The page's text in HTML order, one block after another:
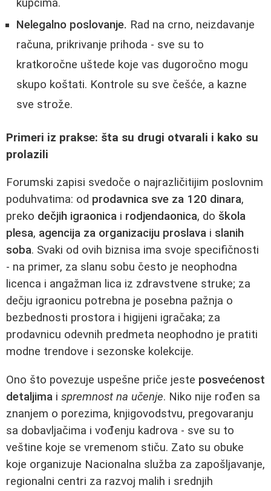
kupcima.
Nelegalno poslovanje. Rad na crno, neizdavanje
računa, prikrivanje prihoda - sve su to
kratkoročne uštede koje vas dugoročno mogu
skupo koštati. Kontrole su sve češće, a kazne
sve strože.
Primeri iz prakse: šta su drugi otvarali i kako su
prolazili
Forumski zapisi svedoče o najrazličitijim poslovnim
poduhvatima: od prodavnica sve za 120 dinara,
preko dečjih igraonica i rodjendaonica, do škola
plesa, agencija za organizaciju proslava i slanih
soba. Svaki od ovih biznisa ima svoje specifičnosti
- na primer, za slanu sobu često je neophodna
licenca i angažman lica iz zdravstvene struke; za
dečju igraonicu potrebna je posebna pažnja o
bezbednosti prostora i higijeni igračaka; za
prodavnicu odevnih predmeta neophodno je pratiti
modne trendove i sezonske kolekcije.
Ono što povezuje uspešne priče jeste posvećenost
detaljima i spremnost na učenje. Niko nije rođen sa
znanjem o porezima, knjigovodstvu, pregovaranju
sa dobavljačima i vođenju kadrova - sve su to
veštine koje se vremenom stiču. Zato su obuke
koje organizuje Nacionalna služba za zapošljavanje,
regionalni centri za razvoj malih i srednjih